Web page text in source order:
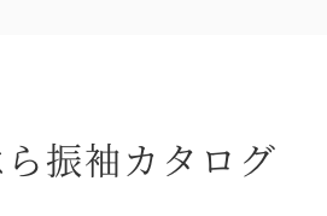
振袖カタログ